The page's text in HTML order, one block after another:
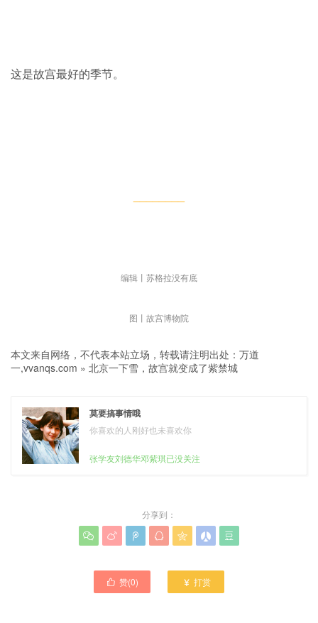
这是故宫最好的季节。
编辑丨苏格拉没有底
图丨故宫博物院
本文来自网络，不代表本站立场，转载请注明出处： 万道
一,vvanqs.com » 北京一下雪，故宫就变成了紫禁城
莫要搞事情哦
你喜欢的人刚好也未喜欢你
张学友刘德华邓紫琪已没关注
分享到：
      
 赞(0)  打赏